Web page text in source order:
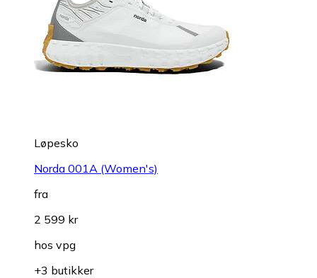
Løpesko
Norda 001A (Women's)
fra
2 599 kr
hos vpg
+3 butikker